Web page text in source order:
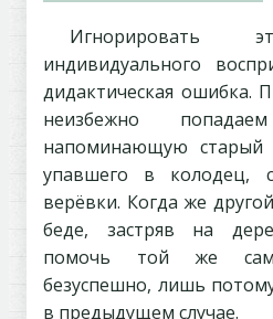
Игнорировать
индивидуального
дидактическая ошибка.
неизбежно
напоминающую старый
упавшего в колодец,
верёвки. Когда же
беде, застряв на
помочь той же
безуспешно, лишь
в предыдущем случае.